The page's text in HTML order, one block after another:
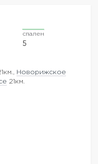
спален
5
Новорижское
21км.